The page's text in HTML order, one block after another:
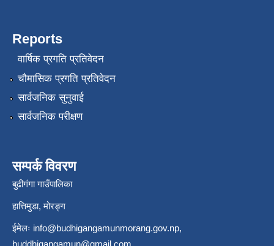
Reports
वार्षिक प्रगति प्रतिवेदन
चौमासिक प्रगति प्रतिवेदन
सार्वजनिक सुनुवाई
सार्वजनिक परीक्षण
सम्पर्क विवरण
बुढीगंगा गाउँपालिका
हात्तिमुडा, मोरङ्ग
ईमेलः info@budhigangamunmorang.gov.np,